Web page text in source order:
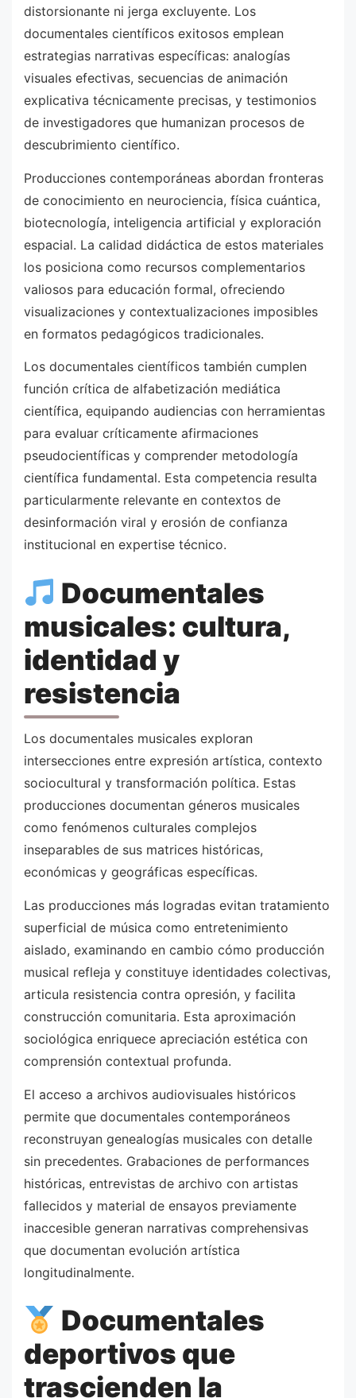
distorsionante ni jerga excluyente. Los
documentales científicos exitosos emplean
estrategias narrativas específicas: analogías
visuales efectivas, secuencias de animación
explicativa técnicamente precisas, y testimonios
de investigadores que humanizan procesos de
descubrimiento científico.
Producciones contemporáneas abordan fronteras
de conocimiento en neurociencia, física cuántica,
biotecnología, inteligencia artificial y exploración
espacial. La calidad didáctica de estos materiales
los posiciona como recursos complementarios
valiosos para educación formal, ofreciendo
visualizaciones y contextualizaciones imposibles
en formatos pedagógicos tradicionales.
Los documentales científicos también cumplen
función crítica de alfabetización mediática
científica, equipando audiencias con herramientas
para evaluar críticamente afirmaciones
pseudocientíficas y comprender metodología
científica fundamental. Esta competencia resulta
particularmente relevante en contextos de
desinformación viral y erosión de confianza
institucional en expertise técnico.
Documentales
musicales: cultura,
identidad y
resistencia
Los documentales musicales exploran
intersecciones entre expresión artística, contexto
sociocultural y transformación política. Estas
producciones documentan géneros musicales
como fenómenos culturales complejos
inseparables de sus matrices históricas,
económicas y geográficas específicas.
Las producciones más logradas evitan tratamiento
superficial de música como entretenimiento
aislado, examinando en cambio cómo producción
musical refleja y constituye identidades colectivas,
articula resistencia contra opresión, y facilita
construcción comunitaria. Esta aproximación
sociológica enriquece apreciación estética con
comprensión contextual profunda.
El acceso a archivos audiovisuales históricos
permite que documentales contemporáneos
reconstruyan genealogías musicales con detalle
sin precedentes. Grabaciones de performances
históricas, entrevistas de archivo con artistas
fallecidos y material de ensayos previamente
inaccesible generan narrativas comprehensivas
que documentan evolución artística
longitudinalmente.
Documentales
deportivos que
trascienden la